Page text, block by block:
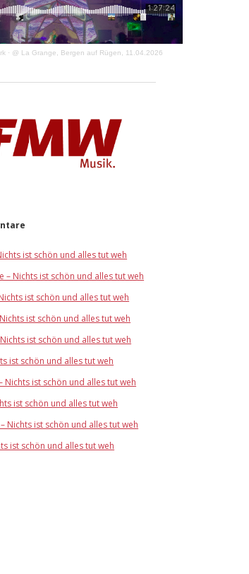
· @ La Grange, Bergen auf Rügen, 11.04.2026
ist schön und alles tut weh
– Nichts ist schön und alles tut weh
ist schön und alles tut weh
ist schön und alles tut weh
ist schön und alles tut weh
ist schön und alles tut weh
Nichts ist schön und alles tut weh
ist schön und alles tut weh
Nichts ist schön und alles tut weh
ist schön und alles tut weh